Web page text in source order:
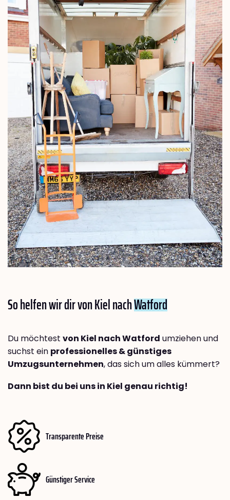
So helfen wir dir von Kiel nachWatford
Du möchtest von Kiel nach Watford umziehen und
suchst ein professionelles & günstiges
Umzugsunternehmen, das sich um alles kümmert?
Dann bist du bei uns in Kiel genau richtig!
Transparente Preise
Günstiger Service